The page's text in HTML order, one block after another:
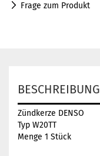
Frage zum Produkt
BESCHREIBUNG
Zündkerze DENSO
Typ W20TT
Menge 1 Stück